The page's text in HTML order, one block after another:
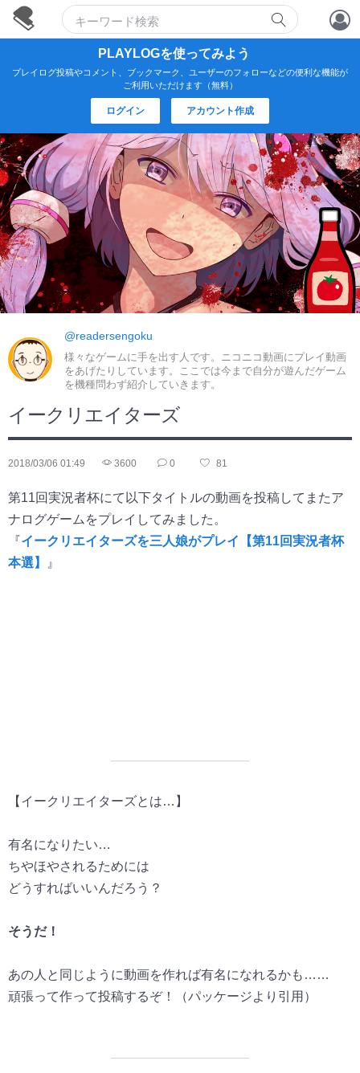
アカウント作成
ログイン
PLAYLOGを使ってみよう
プレイログ投稿やコメント、ブックマーク、ユーザーのフォローなどの便利な機能が
ご利用いただけます（無料）
ログイン アカウント作成
@readersengoku
様々なゲームに手を出す人です。ニコニコ動画にプレイ動画
をあげたりしています。ここでは今まで自分が遊んだゲーム
を機種問わず紹介していきます。
イークリエイターズ
2018/03/06 01:49 3600 0 81
第11回実況者杯にて以下タイトルの動画を投稿してまたア
ナログゲームをプレイしてみました。
『イークリエイターズを三人娘がプレイ【第11回実況者杯
本選】
』
【イークリエイターズとは…】
有名になりたい…
ちやほやされるためには
どうすればいいんだろう？
そうだ！
あの人と同じように動画を作れば有名になれるかも……
頑張って作って投稿するぞ！（パッケージより引用）